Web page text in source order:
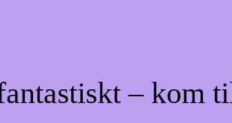
– kom